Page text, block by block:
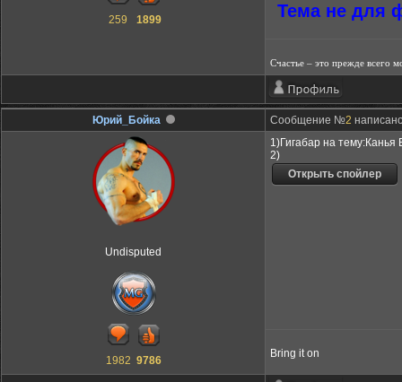
259 1899 Тема не для
Счастье – это прежде всего
Юрий_Бойка Сообщение №2
Undisputed
1982 9786
1)Гигабар на тему:Канья
2)
Bring it on